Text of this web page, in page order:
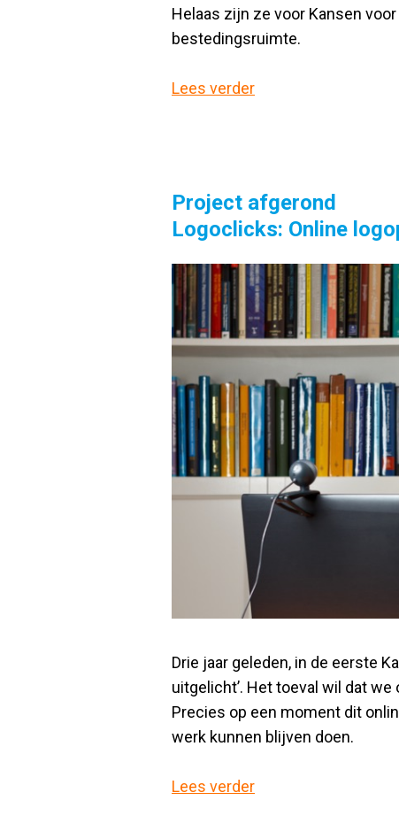
Helaas zijn ze voor Kansen
bestedingsruimte.
Lees verder
Project afgerond
Logoclicks: Online
Drie jaar geleden, in de eerste
uitgelicht’. Het toeval wil dat
Precies op een moment dit
werk kunnen blijven doen.
Lees verder